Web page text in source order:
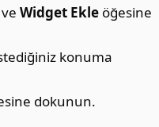
veWidget Ekle öğesine
konuma
dokunun.